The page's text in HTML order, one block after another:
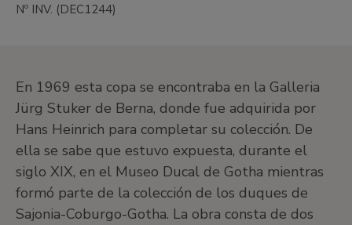
Nº INV. (DEC1244)
En 1969 esta copa se encontraba en la Galleria
Jürg Stuker de Berna, donde fue adquirida por
Hans Heinrich para completar su colección. De
ella se sabe que estuvo expuesta, durante el
siglo XIX, en el Museo Ducal de Gotha mientras
formó parte de la colección de los duques de
Sajonia-Coburgo-Gotha. La obra consta de dos